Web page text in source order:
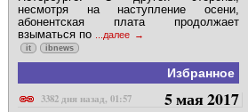
несмотря на наступление осени,
абонентская плата продолжает
взыматься по ...далее
it ibnews
Избранное
3382 дня назад, 01:57
5 мая 2017